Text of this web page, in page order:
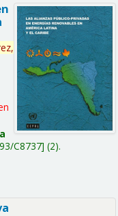
C8737 (2).